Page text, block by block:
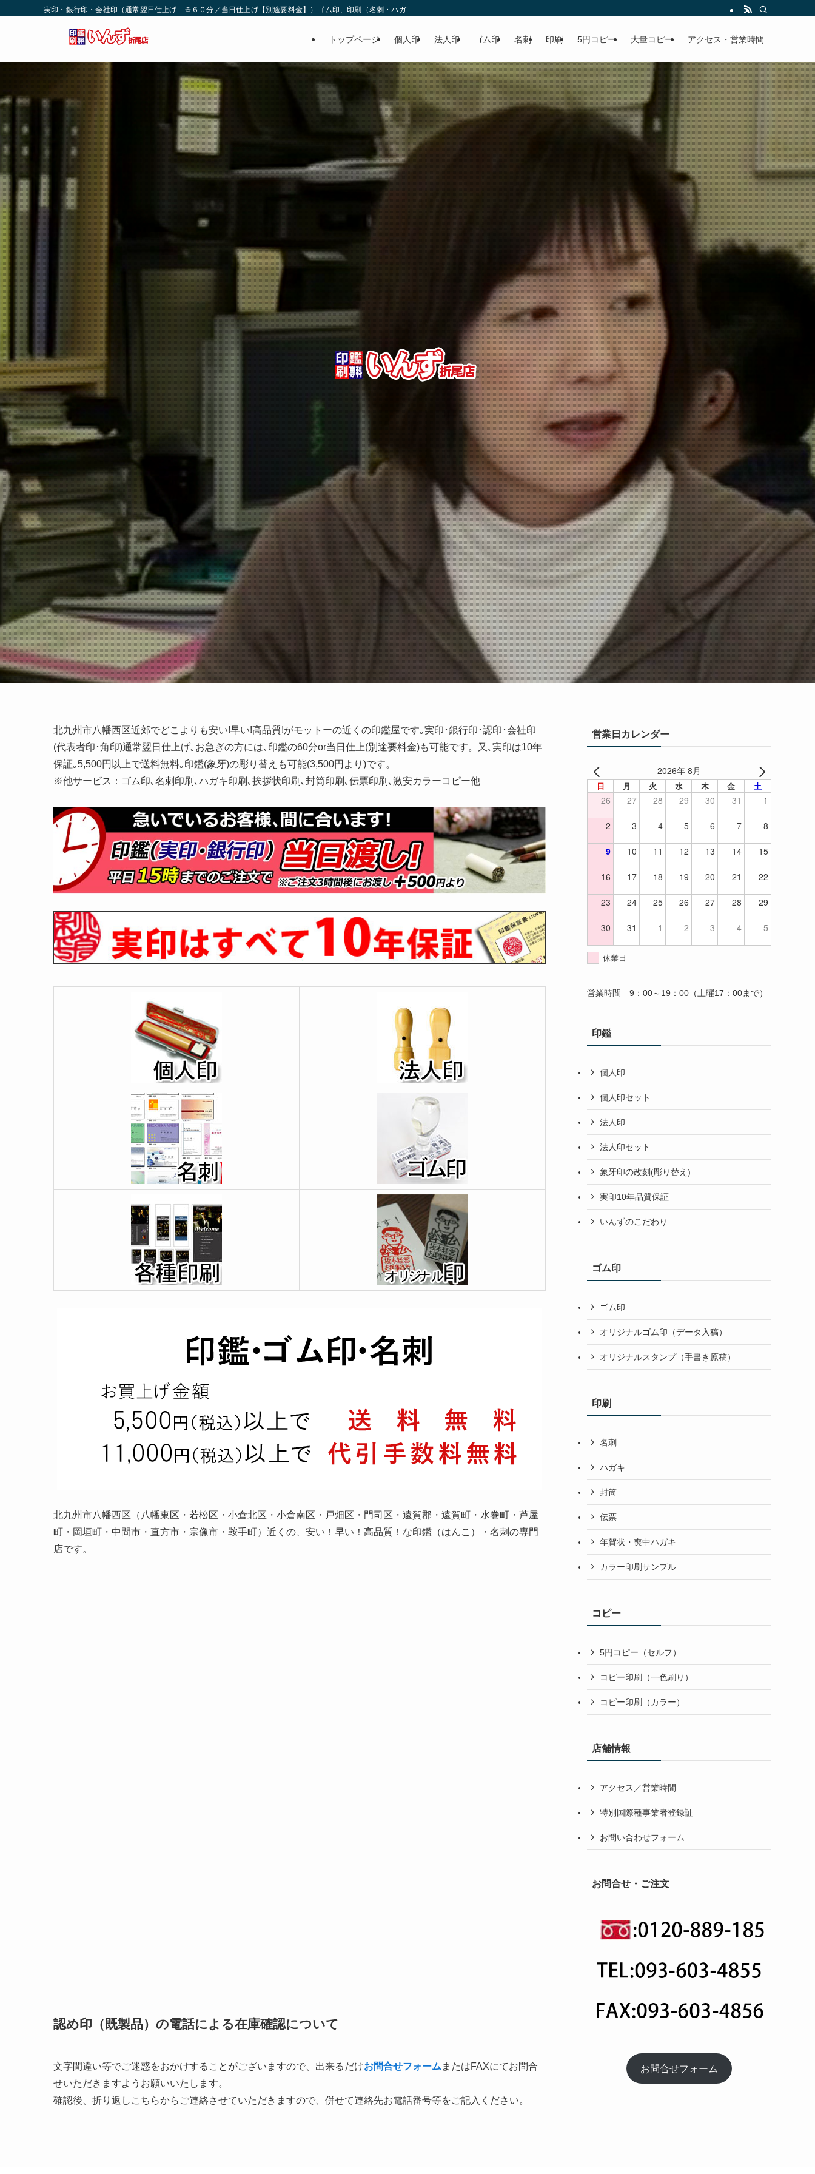
実印・銀行印・会社印（通常翌日仕上げ ※６０分／当日仕上げ【別途要料金】）ゴム印、印刷（名刺・ハガキ・チラシ・封筒・伝票・コピー・他）を早い、安い、高品質をモットーに取り扱っております。 | 印鑑（はんこ）は北九
トップページ 個人印 法人印 ゴム印 名刺 印刷 5円コピー 大量コピー アクセス・営業時間
北九州市八幡西区近郊でどこよりも安い!早い!高品質!がモットーの近くの印鑑屋です｡実印･銀行印･認印･会社印
(代表者印･角印)通常翌日仕上げ｡お急ぎの方には､印鑑の60分or当日仕上(別途要料金)も可能です。又､実印は10年
保証｡5,500円以上で送料無料｡印鑑(象牙)の彫り替えも可能(3,500円より)です。
※他サービス：ゴム印､名刺印刷､ハガキ印刷､挨拶状印刷､封筒印刷､伝票印刷､激安カラーコピー他
北九州市八幡西区（八幡東区・若松区・小倉北区・小倉南区・ 戸畑区・門司区・遠賀郡・遠賀町・水巻町・芦屋
町・ 岡垣町・中間市・直方市・宗像市・ 鞍手町）近くの、安い！早い！高品質！な印鑑（はんこ）・ 名刺の専門
店です。
認め印（既製品）の電話による在庫確認について
文字間違い等でご迷惑をおかけすることがございますので、出来るだけお問合せフォーム またはFAXにてお問合
せいただきますようお願いいたします。
確認後、折り返しこちらからご連絡させていただきますので、併せて連絡先お電話番号等をご記入ください。
営業日カレンダー
2026年 8月
日 月 火 水 木 金 土
26 27 28 29 30 31 1
2 3 4 5 6 7 8
9 10 11 12 13 14 15
16 17 18 19 20 21 22
23 24 25 26 27 28 29
30 31 1 2 3 4 5
休業日
営業時間 9：00～19：00（土曜17：00まで）
印鑑
個人印
個人印セット
法人印
法人印セット
象牙印の改刻(彫り替え)
実印10年品質保証
いんずのこだわり
ゴム印
ゴム印
オリジナルゴム印（データ入稿）
オリジナルスタンプ（手書き原稿）
印刷
名刺
ハガキ
封筒
伝票
年賀状・喪中ハガキ
カラー印刷サンプル
コピー
5円コピー（セルフ）
コピー印刷（一色刷り）
コピー印刷（カラー）
店舗情報
アクセス／営業時間
特別国際種事業者登録証
お問い合わせフォーム
お問合せ・ご注文
お問合せフォーム